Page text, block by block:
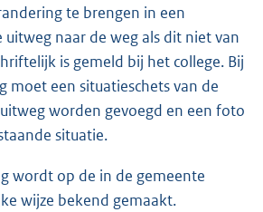
te brengen in een
uitweg naar de weg als dit niet van
is gemeld bij het college. Bij
moet een situatieschets van de
worden gevoegd en een foto
situatie.
wordt op de in de gemeente
wijze bekend gemaakt.